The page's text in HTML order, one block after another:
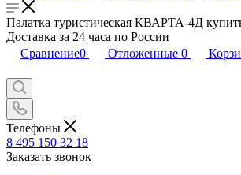
Палатка туристическая КВАРТА-4Д
Доставка за 24 часа по России
Сравнение0 Отложенные 0
Телефоны
8 495 150 32 18
Заказать звонок